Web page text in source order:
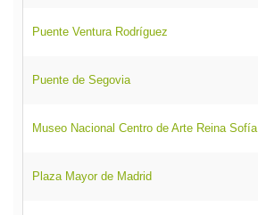
Puente Ventura Rodríguez
Puente de Segovia
Museo Nacional Centro de Arte Reina Sofía
Plaza Mayor de Madrid